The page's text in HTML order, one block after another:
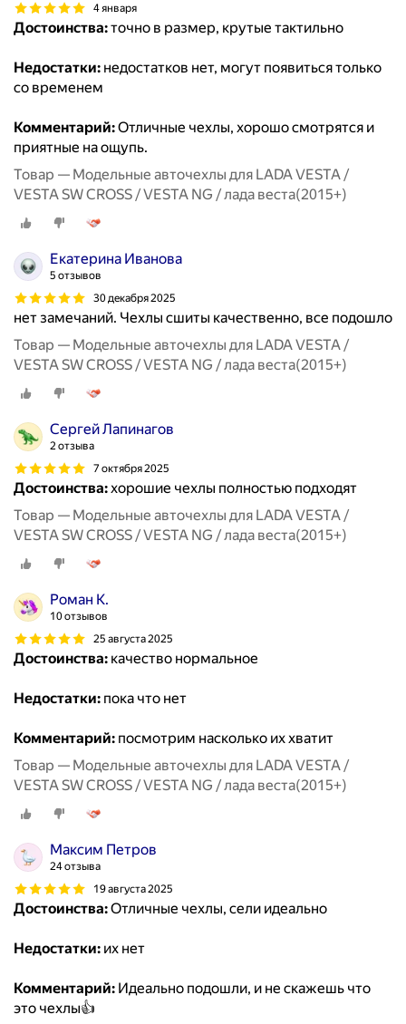
4 января
Достоинства:точно в размер, крутые тактильно
Недостатки: недостатков нет, могут появиться только
со временем
Комментарий:Отличные чехлы, хорошо смотрятся и
приятные на ощупь.
Товар — Модельные авточехлы для LADA VESTA /
VESTA SW CROSS / VESTA NG / лада веста(2015+)
Екатерина Иванова
5 отзывов
30 декабря 2025
нет замечаний. Чехлы сшиты качественно, все подошло
Товар — Модельные авточехлы для LADA VESTA /
VESTA SW CROSS / VESTA NG / лада веста(2015+)
Сергей Лапинагов
2 отзыва
7 октября 2025
Достоинства:хорошие чехлы полностью подходят
Товар — Модельные авточехлы для LADA VESTA /
VESTA SW CROSS / VESTA NG / лада веста(2015+)
Роман К.
10 отзывов
25 августа 2025
Достоинства: качество нормальное
Недостатки: пока что нет
Комментарий: посмотрим насколько их хватит
Товар — Модельные авточехлы для LADA VESTA /
VESTA SW CROSS / VESTA NG / лада веста(2015+)
Максим Петров
24 отзыва
19 августа 2025
Достоинства:Отличные чехлы, сели идеально
Недостатки: их нет
Комментарий: Идеально подошли, и не скажешь что
это чехлы👍